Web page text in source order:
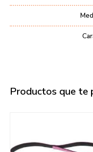
Productos que te